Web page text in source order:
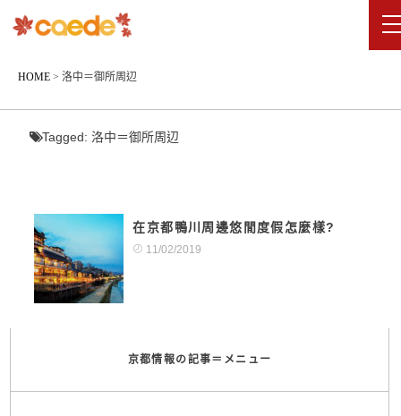
HOME > 洛中＝御所周辺
Tagged: 洛中＝御所周辺
在京都鴨川周邊悠閒度假怎麼樣?
11/02/2019
京都情報の記事＝メニュー